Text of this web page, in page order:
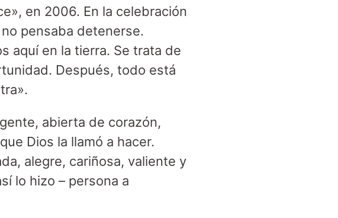
en 2006. En la celebración
pensaba detenerse.
aquí en la tierra. Se trata de
Después, todo está
abierta de corazón,
Dios la llamó a hacer.
alegre, cariñosa, valiente y
lo hizo – persona a